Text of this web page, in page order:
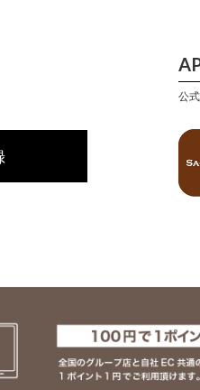
公